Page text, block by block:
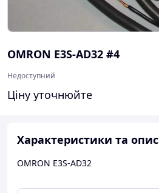
OMRON E3S-AD32 #4
Недоступний
Ціну уточнюйте
Характеристики та опис
OMRON E3S-AD32